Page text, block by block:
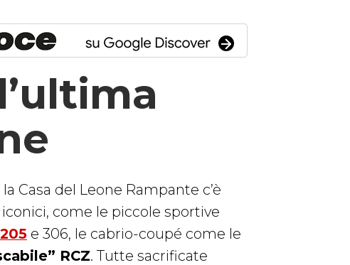
Casa del Leone Rampante c’è
come le piccole sportive
205 e 306, le cabrio-coupé come le
RCZ. Tutte sacrificate